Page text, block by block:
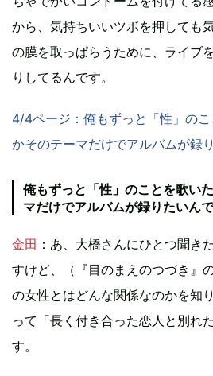
から、気持ちいいツボを押しても
の膜を取っぱらうために、ライブ
りしてるんです。
4/4ページ：俺もずっと「性」の
かそのテーマだけでアルバムが録
俺もずっと「性」のことを歌い
マだけでアルバムが録りたいんで
金田 ：あ、大橋さんにひとつ聞き
すけど、（『目のまえのつづき』
の女性とはどんな関係なのかを知
って「長く付き合った恋人と別れ
す。